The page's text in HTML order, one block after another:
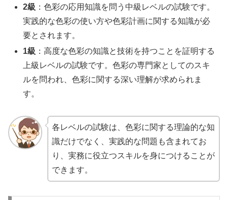
2級 ：色彩の応用知識を問う中級レベルの試験です。
実践的な色彩の使い方や色彩計画に関する知識が必
要とされます。
1級 ：高度な色彩の知識と技術を持つことを証明する
上級レベルの試験です。色彩の専門家としてのスキ
ルを問われ、色彩に関する深い理解が求められま
す。
各レベルの試験は、色彩に関する理論的な知
識だけでなく、実践的な問題も含まれてお
り、実務に役立つスキルを身につけることが
できます。